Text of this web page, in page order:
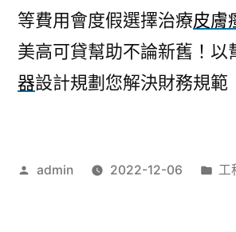
等費用會度假選擇治療皮膚
美高可貸幫助不論新舊！以
器設計規劃您解決財務規範
作
admin 2022-12-06
分
工